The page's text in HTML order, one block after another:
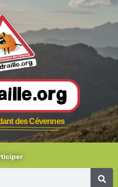
des Cévennes